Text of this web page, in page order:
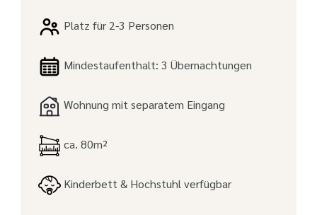
Platz für 2-3 Personen
Mindestaufenthalt: 3 Übernachtungen
Wohnung mit separatem Eingang
ca. 80m²
Kinderbett & Hochstuhl verfügbar